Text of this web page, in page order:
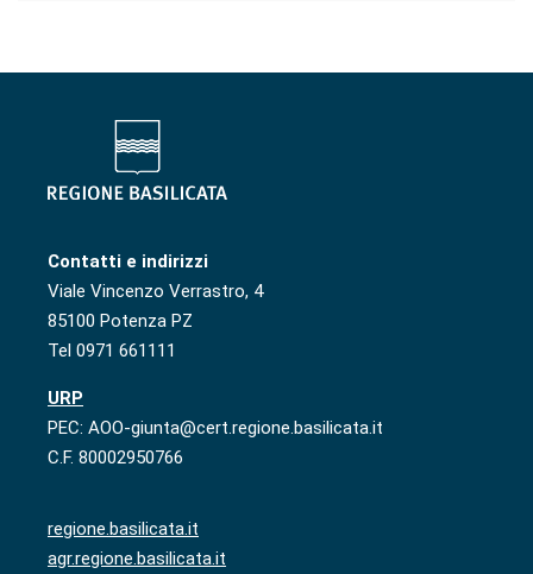
Contatti e indirizzi
Viale Vincenzo Verrastro, 4
85100 Potenza PZ
Tel 0971 661111
URP
PEC: AOO-giunta@cert.regione.basilicata.it
C.F. 80002950766
regione.basilicata.it
agr.regione.basilicata.it